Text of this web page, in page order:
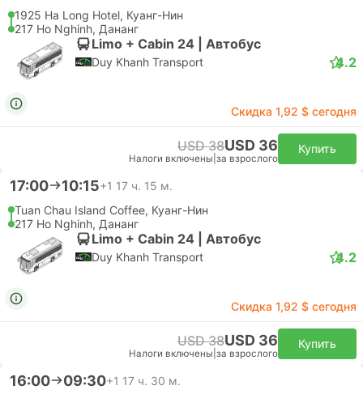
1925 Ha Long Hotel, Куанг-Нин
217 Ho Nghinh, Дананг
Limo + Cabin 24 | Автобус
Duy Khanh Transport 4.2
Скидка 1,92 $ сегодня
USD 38USD 36
Налоги включены за взрослого
Купить
17:00 10:15+1 17 ч. 15 м.
Tuan Chau Island Coffee, Куанг-Нин
217 Ho Nghinh, Дананг
Limo + Cabin 24 | Автобус
Duy Khanh Transport 4.2
Скидка 1,92 $ сегодня
USD 38USD 36
Налоги включены за взрослого
Купить
16:00 09:30+1 17 ч. 30 м.